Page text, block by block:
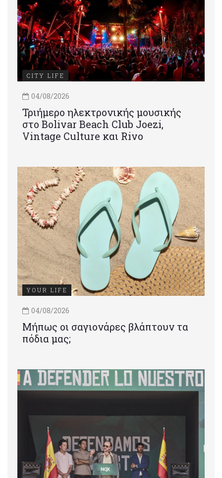
CITY LIFE
04/08/2026
Τριήμερο ηλεκτρονικής μουσικής
στο Bolivar Beach Club Joezi,
Vintage Culture και Rivo
YOUR LIFE
04/08/2026
Μήπως οι σαγιονάρες βλάπτουν τα
πόδια μας;